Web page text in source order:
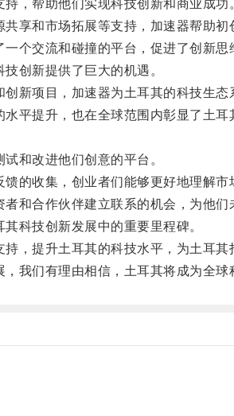
帮助他们实现科技创新和商业成功
和市场拓展等支持，加速器帮助初
交流和碰撞的平台，促进了创新思
创新提供了巨大的机遇。
项目，加速器为土耳其的科技生态
提升，也在全球范围内彰显了土耳
和改进他们创意的平台。
收集，创业者们能够更好地理解市
合作伙伴建立联系的机会，为他们
技创新发展中的重要里程碑。
提升土耳其的科技水平，为土耳其
们有理由相信，土耳其将成为全球